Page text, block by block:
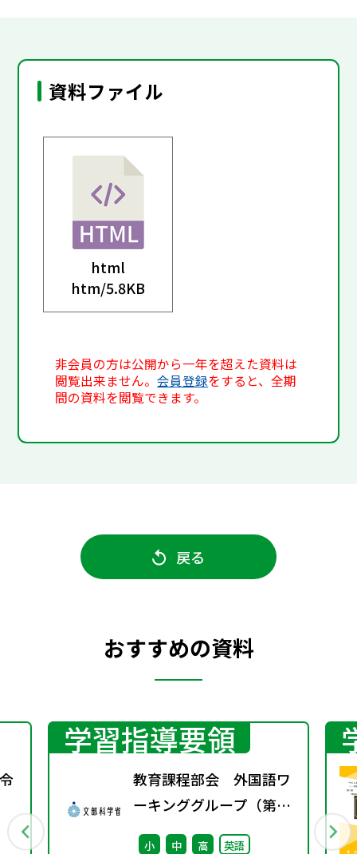
資料ファイル
html
htm/5.8KB
非会員の方は公開から一年を超えた資料は
閲覧出来ません。会員登録をすると、全期
間の資料を閲覧できます。
戻る
おすすめの資料
学習指導要領
教育課程部会 外国語ワ
ーキンググループ（第5
回） 配付資料
小 中 高 英語